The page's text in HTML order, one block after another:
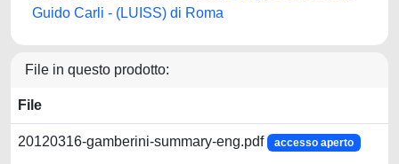
Guido Carli - (LUISS) di Roma
File in questo prodotto:
File
20120316-gamberini-summary-eng.pdf accesso aperto